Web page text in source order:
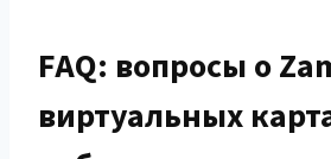
FAQ: вопросы о
виртуальных